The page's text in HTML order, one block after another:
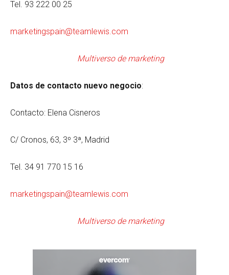
Tel. 93 222 00 25
marketingspain@teamlewis.com
Multiverso de marketing
Datos de contacto nuevo negocio:
Contacto: Elena Cisneros
C/ Cronos, 63, 3º 3ª, Madrid
Tel. 34 91 770 15 16
marketingspain@teamlewis.com
Multiverso de marketing